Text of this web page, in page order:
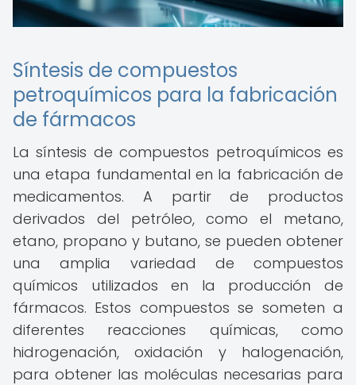
Síntesis de compuestos
petroquímicos para la fabricación
de fármacos
La síntesis de compuestos petroquímicos es
una etapa fundamental en la fabricación de
medicamentos. A partir de productos
derivados del petróleo, como el metano,
etano, propano y butano, se pueden obtener
una amplia variedad de compuestos
químicos utilizados en la producción de
fármacos. Estos compuestos se someten a
diferentes reacciones químicas, como
hidrogenación, oxidación y halogenación,
para obtener las moléculas necesarias para